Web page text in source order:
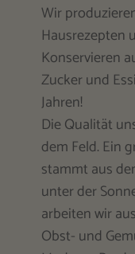
Wir
Hausrezepten
Konservieren
Zucker und
Jahren!
Die Qualität
dem Feld. Ein
stammt aus
unter der
arbeiten wir
Obst- und